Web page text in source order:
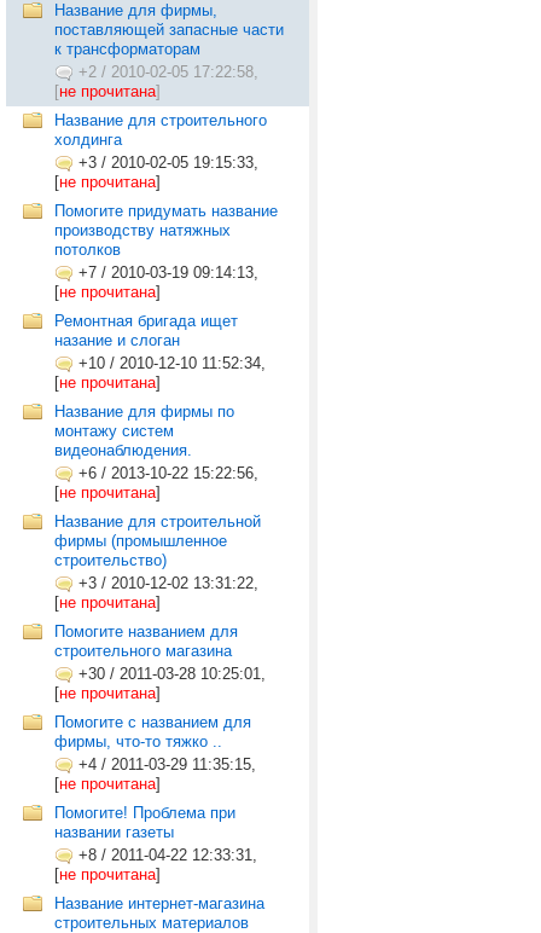
Название для фирмы,
поставляющей запасные части
к трансформаторам
+2 / 2010-02-05 17:22:58,
[не прочитана]
Название для строительного
холдинга
+3 / 2010-02-05 19:15:33,
[не прочитана]
Помогите придумать название
производству натяжных
потолков
+7 / 2010-03-19 09:14:13,
[не прочитана]
Ремонтная бригада ищет
назание и слоган
+10 / 2010-12-10 11:52:34,
[не прочитана]
Название для фирмы по
монтажу систем
видеонаблюдения.
+6 / 2013-10-22 15:22:56,
[не прочитана]
Название для строительной
фирмы (промышленное
строительство)
+3 / 2010-12-02 13:31:22,
[не прочитана]
Помогите названием для
строительного магазина
+30 / 2011-03-28 10:25:01,
[не прочитана]
Помогите с названием для
фирмы, что-то тяжко ..
+4 / 2011-03-29 11:35:15,
[не прочитана]
Помогите! Проблема при
названии газеты
+8 / 2011-04-22 12:33:31,
[не прочитана]
Название интернет-магазина
строительных материалов